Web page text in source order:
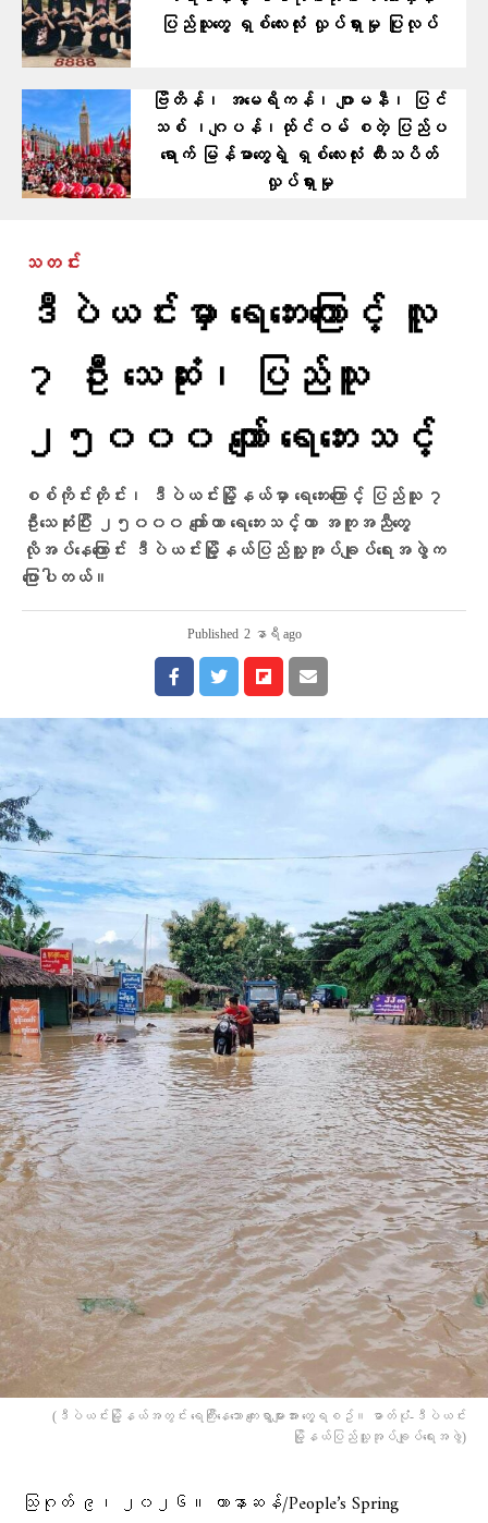
ပြည်သူတွေ ရှစ်လေးလုံး လှုပ်ရှားမှု ပြုလုပ်
ဗြိတိန်၊ အမေရိကန်၊ ဂျာမနီ၊ ပြင်
သစ် ၊ဂျပန်၊ထ်ုင်ဝမ် စတဲ့ ပြ​ည်ပ
ရောက် မြန်မာတွေရဲ့ ရှစ်လေးလုံး ထီးသပိတ်
လှုပ်ရှားမှု
သတင်း
ဒီပဲယင်းမှာ ရေဘေးကြောင့် လူ
၇ ဦး သေဆုံး၊ ပြည်သူ
၂၅၀၀၀ ကျော် ရေဘေးသင့်
စစ်ကိုင်းတိုင်း၊ ဒီပဲယင်းမြို့နယ်မှာ ရေဘေးကြောင့် ပြည်သူ ၇
ဦးသေဆုံးပြီး ၂၅၀၀၀ ကျော်ဟာ ရေဘေးသင့်ကာ အကူအညီတွေ
လိုအပ်နေကြောင်း ဒီပဲယင်းမြို့နယ်ပြည်သူ့အုပ်ချုပ်ရေးအဖွဲက
ပြောပါတယ်။
Published 2 နာရီ ago
(ဒီပဲယင်းမြို့နယ်အတွင်း ရေကြီးနေသော ကျေးရွာများအား တွေ့ရစဥ်။ ဓာတ်ပုံံ-ဒီပဲယင်း
မြို့နယ်ပြည်သူ့အုပ်ချုပ်ရေးအဖွဲ)
သြဂုတ် ၉၊ ၂၀၂၆။ ဟာနာဆန်/People’s Spring